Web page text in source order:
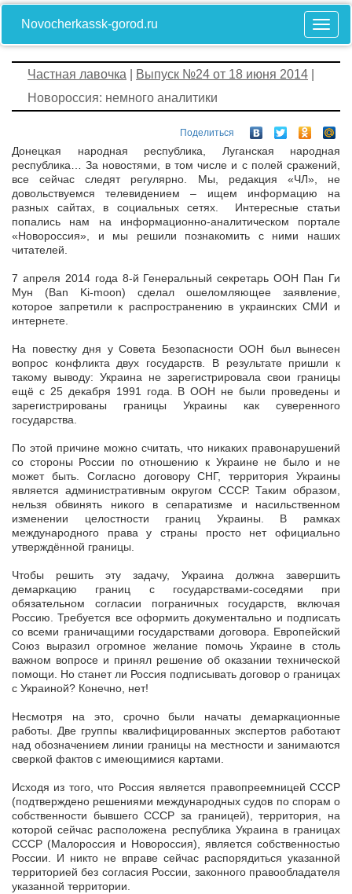
Novocherkassk-gorod.ru
Частная лавочка Выпуск №24 от 18 июня 2014
Новороссия: немного аналитики
Поделиться
Донецкая народная республика, Луганская народная
республика… За новостями, в том числе и с полей сражений,
все сейчас следят регулярно. Мы, редакция «ЧЛ», не
довольствуемся телевидением – ищем информацию на
разных сайтах, в социальных сетях. Интересные статьи
попались нам на информационно-аналитическом портале
«Новороссия», и мы решили познакомить с ними наших
читателей.
7 апреля 2014 года 8-й Генеральный секретарь ООН Пан Ги
Мун (Ban Ki-moon) сделал ошеломляющее заявление,
которое запретили к распространению в украинских СМИ и
интернете.
На повестку дня у Совета Безопасности ООН был вынесен
вопрос конфликта двух государств. В результате пришли к
такому выводу: Украина не зарегистрировала свои границы
ещё с 25 декабря 1991 года. В ООН не были проведены и
зарегистрированы границы Украины как суверенного
государства.
По этой причине можно считать, что никаких правонарушений
со стороны России по отношению к Украине не было и не
может быть. Согласно договору СНГ, территория Украины
является административным округом СССР. Таким образом,
нельзя обвинять никого в сепаратизме и насильственном
изменении целостности границ Украины. В рамках
международного права у страны просто нет официально
утверждённой границы.
Чтобы решить эту задачу, Украина должна завершить
демаркацию границ с государствами-соседями при
обязательном согласии пограничных государств, включая
Россию. Требуется все оформить документально и подписать
со всеми граничащими государствами договора. Европейский
Союз выразил огромное желание помочь Украине в столь
важном вопросе и принял решение об оказании технической
помощи. Но станет ли Россия подписывать договор о границах
с Украиной? Конечно, нет!
Несмотря на это, срочно были начаты демаркационные
работы. Две группы квалифицированных экспертов работают
над обозначением линии границы на местности и занимаются
сверкой фактов с имеющимися картами.
Исходя из того, что Россия является правопреемницей СССР
(подтверждено решениями международных судов по спорам о
собственности бывшего СССР за границей), территория, на
которой сейчас расположена республика Украина в границах
СССР (Малороссия и Новороссия), является собственностью
России. И никто не вправе сейчас распорядиться указанной
территорией без согласия России, законного правообладателя
указанной территории.